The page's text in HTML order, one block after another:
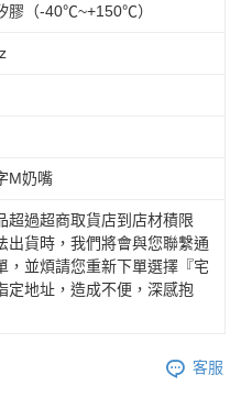
膠（-40℃~+150℃）
M奶嘴
超過超商取貨店到店材積限
出貨時，我們將會與您聯繫通
，並煩請您重新下單選擇『宅
定地址，造成不便，深感抱
客服